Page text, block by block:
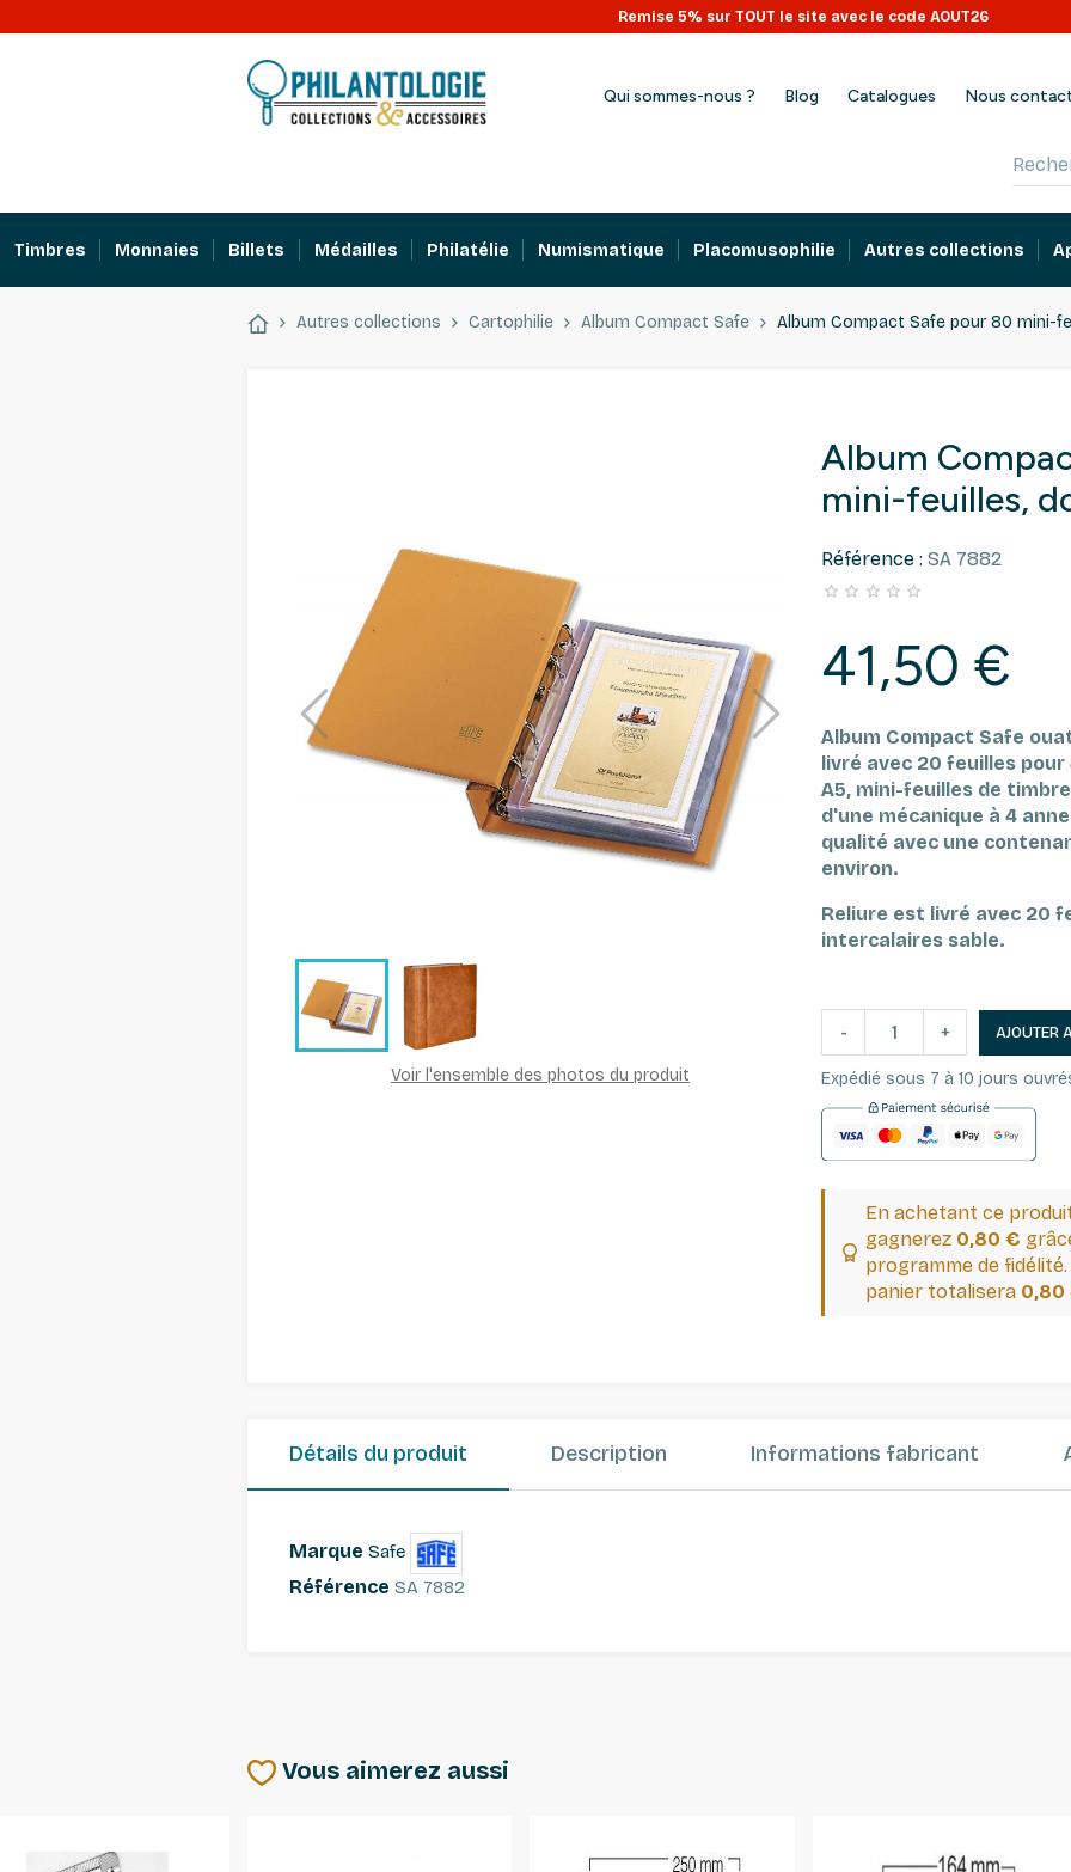
Remise 5% sur TOUT le site avec le code AOUT26
Qui sommes-nous ? Blog Catalogues Nous
Timbres Monnaies Billets Médailles Philatélie Numismatique Placomusophilie Autres collections
Autres collections Cartophilie Album Compact Safe Album Compact Safe pour 80 mini-
Voir l'ensemble des photos du produit
Album
mini-feuilles,
Référence : SA 7882
    
41,50 €
Album Compact Safe
livré avec 20 feuilles
A5, mini-feuilles de
d'une mécanique à 4
qualité avec une
environ.
Reliure est livré avec 20
intercalaires sable.
- + AJOUTER
Expédié sous 7 à 10 jours
En achetant ce
gagnerez 0,80 €
programme de
panier totalisera 0,80
Détails du produit Description Informations fabricant
Marque Safe
Référence SA 7882
Vous aimerez aussi